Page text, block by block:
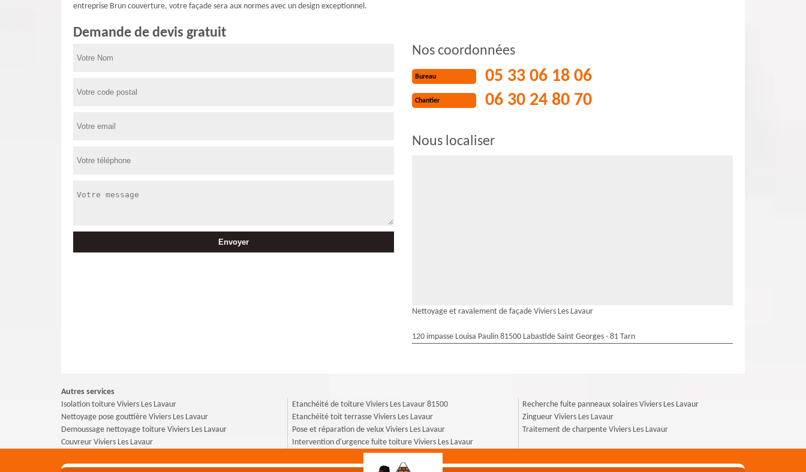
entreprise Brun couverture, votre façade sera aux normes avec un design exceptionnel.
Demande de devis gratuit
Nos coordonnées
Bureau 05 33 06 18 06
Chantier 06 30 24 80 70
Nous localiser
Nettoyage et ravalement de façade Viviers Les Lavaur
120 impasse Louisa Paulin 81500 Labastide Saint Georges - 81 Tarn
Autres services
Isolation toiture Viviers Les Lavaur
Nettoyage pose gouttière Viviers Les Lavaur
Demoussage nettoyage toiture Viviers Les Lavaur
Couvreur Viviers Les Lavaur
Etanchéité de toiture Viviers Les Lavaur 81500
Etanchéité toit terrasse Viviers Les Lavaur
Pose et réparation de velux Viviers Les Lavaur
Intervention d'urgence fuite toiture Viviers Les Lavaur
Recherche fuite panneaux solaires Viviers Les Lavaur
Zingueur Viviers Les Lavaur
Traitement de charpente Viviers Les Lavaur